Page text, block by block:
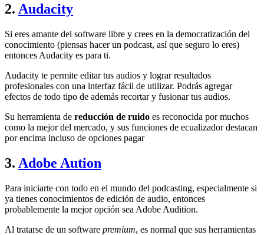
2. Audacity
Si eres amante del software libre y crees en la democratización del
conocimiento (piensas hacer un podcast, así que seguro lo eres)
entonces Audacity es para ti.
Audacity te permite editar tus audios y lograr resultados
profesionales con una interfaz fácil de utilizar. Podrás agregar
efectos de todo tipo de además recortar y fusionar tus audios.
Su herramienta de reducción de ruido es reconocida por muchos
como la mejor del mercado, y sus funciones de ecualizador destacan
por encima incluso de opciones pagar
3. Adobe Aution
Para iniciarte con todo en el mundo del podcasting, especialmente si
ya tienes conocimientos de edición de audio, entonces
probablemente la mejor opción sea Adobe Audition.
Al tratarse de un software premium, es normal que sus herramientas